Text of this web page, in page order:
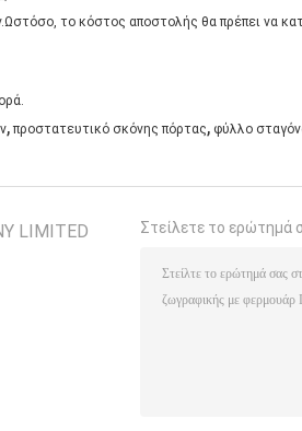
το κόστος αποστολής θα πρέπει να
, προστατευτικό σκόνης πόρτας, φύλλο
LIMITED Στείλετε το ερώτημά